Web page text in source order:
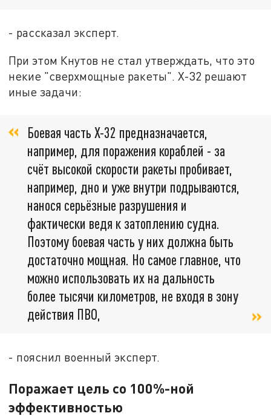
- рассказал эксперт.
При этом Кнутов не стал утверждать, что это
некие "сверхмощные ракеты". Х-32 решают
иные задачи:
Боевая часть Х-32 предназначается,
например, для поражения кораблей - за
счёт высокой скорости ракеты пробивает,
например, дно и уже внутри подрываются,
нанося серьёзные разрушения и
фактически ведя к затоплению судна.
Поэтому боевая часть у них должна быть
достаточно мощная. Но самое главное, что
можно использовать их на дальность
более тысячи километров, не входя в зону
действия ПВО,
- пояснил военный эксперт.
Поражает цель со 100%-ной
эффективностью